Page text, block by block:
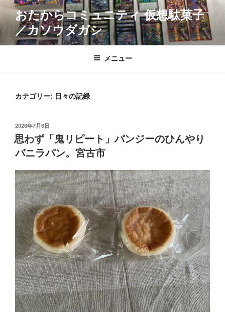
ン
テ
おたからコミュニティ 仮想駄菓子
／カソウダガシ
メニュー
カテゴリー: 日々の記録
投
稿
日:
2026年7月6日
思わず「鬼リピート」パンジーのひんやり
バニラパン。宮古市